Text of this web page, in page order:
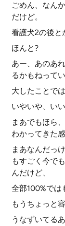
ごめん、なん
だけど。
看護犬2の後と
ほんと?
あー、あのあ
るかもねって
大したことで
いやいや、い
まあでもほら
わかってきた感
まあなんだっ
もすごく今で
んだけど、
全部100%では
もうちょっと
うなずいてる